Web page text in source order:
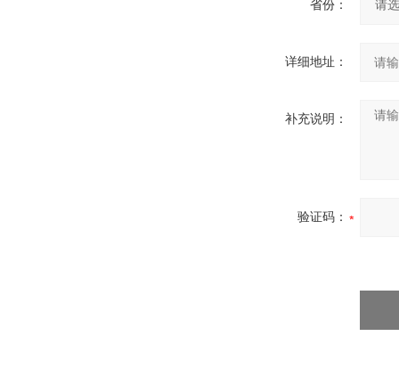
省份：
详细地址：
补充说明：
验证码：